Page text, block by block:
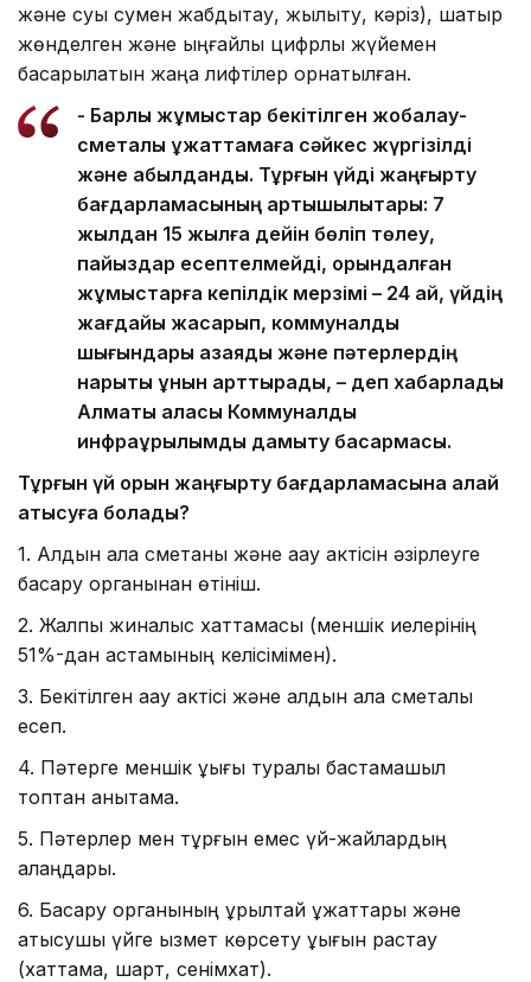
және суық сумен жабдықтау, жылыту, кәріз), шатыр
жөнделген және ыңғайлы цифрлық жүйемен
басқарылатын жаңа лифтілер орнатылған.
- Барлық жұмыстар бекітілген жобалау-
сметалық құжаттамаға сәйкес жүргізілді
және қабылданды. Тұрғын үйді жаңғырту
бағдарламасының артықшылықтары: 7
жылдан 15 жылға дейін бөліп төлеу,
пайыздар есептелмейді, орындалған
жұмыстарға кепілдік мерзімі – 24 ай, үйдің
жағдайы жақсарып, коммуналдық
шығындары азаяды және пәтерлердің
нарықтық құнын арттырады, – деп хабарлады
Алматы қаласы Коммуналдық
инфрақұрылымды дамыту басқармасы.
Тұрғын үй қорын жаңғырту бағдарламасына қалай
қатысуға болады?
1. Алдын ала сметаны және ақау актісін әзірлеуге
басқару органынан өтініш.
2. Жалпы жиналыс хаттамасы (меншік иелерінің
51%-дан астамының келісімімен).
3. Бекітілген ақау актісі және алдын ала сметалық
есеп.
4. Пәтерге меншік құқығы туралы бастамашыл
топтан анықтама.
5. Пәтерлер мен тұрғын емес үй-жайлардың
алаңдары.
6. Басқару органының құрылтай құжаттары және
қатысушы үйге қызмет көрсету құқығын растау
(хаттама, шарт, сенімхат).